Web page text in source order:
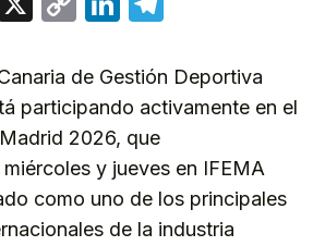
de Gestión Deportiva
participando activamente en el
2026, que
y jueves en IFEMA
como uno de los principales
de la industria